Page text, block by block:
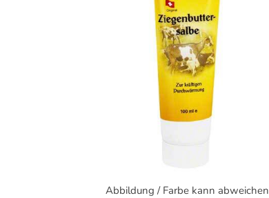
Abbildung / Farbe kann abweichen